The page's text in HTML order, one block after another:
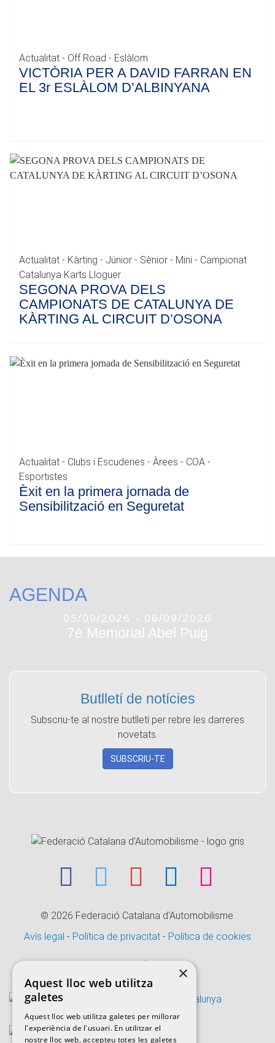
Actualitat - Off Road - Eslàlom
VICTÒRIA PER A DAVID FARRAN EN
EL 3r ESLÀLOM D’ALBINYANA
Actualitat - Kàrting - Júnior - Sènior - Mini - Campionat
Catalunya Karts Lloguer
SEGONA PROVA DELS
CAMPIONATS DE CATALUNYA DE
KÀRTING AL CIRCUIT D’OSONA
Actualitat - Clubs i Escuderies - Àrees - COA -
Esportistes
Èxit en la primera jornada de
Sensibilització en Seguretat
AGENDA
05/09/2026 - 06/09/2026
7è Memorial Abel Puig
Butlletí de notícies
Subscriu-te al nostre butlletí per rebre les darreres
novetats.
SUBSCRIU-TE
© 2026 Federació Catalana d'Automobilisme.
Avís legal - Política de privacitat - Política de cookies
×
Aquest lloc web utilitza
galetes
Aquest lloc web utilitza galetes per millorar
l'experiència de l'usuari. En utilitzar el
nostre lloc web, accepteu totes les galetes